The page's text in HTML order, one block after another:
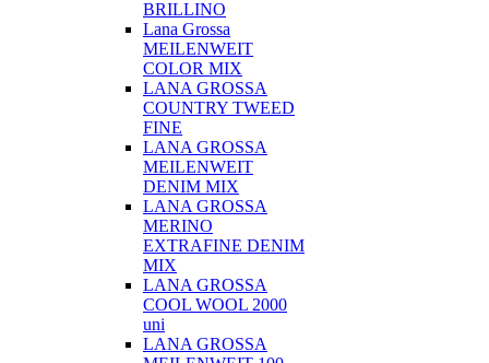
BRILLINO
Lana Grossa
MEILENWEIT
COLOR MIX
LANA GROSSA
COUNTRY TWEED
FINE
LANA GROSSA
MEILENWEIT
DENIM MIX
LANA GROSSA
MERINO
EXTRAFINE DENIM
MIX
LANA GROSSA
COOL WOOL 2000
uni
LANA GROSSA